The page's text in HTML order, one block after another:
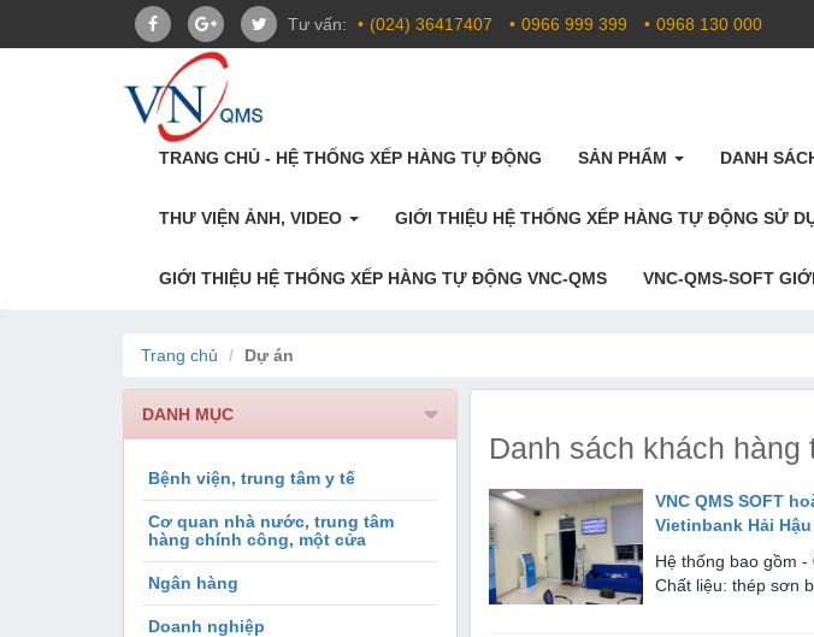
Tư vấn: (024) 36417407 0966 999 399 0968 130 000
TRANG CHỦ - HỆ THỐNG XẾP HÀNG TỰ ĐỘNG SẢN PHẨM DANH
THƯ VIỆN ẢNH, VIDEO GIỚI THIỆU HỆ THỐNG XẾP HÀNG TỰ ĐỘNG SỬ
GIỚI THIỆU HỆ THỐNG XẾP HÀNG TỰ ĐỘNG VNC-QMS VNC-QMS-SOFT
Trang chủ Dự án
DANH MỤC
Bệnh viện, trung tâm y tế
Cơ quan nhà nước, trung tâm
hàng chính công, một cửa
Ngân hàng
Doanh nghiệp
Danh sách khách hàng
VNC QMS SOFT
Vietinbank Hải
Hệ thống bao gồm
Chất liệu: thép sơn